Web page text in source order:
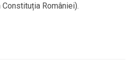
României).